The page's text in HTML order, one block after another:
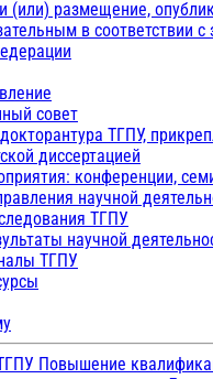
(или) размещение,
в соответствии с
совет
ТГПУ,
диссертацией
конференции,
научной
ТГПУ
научной
ТГПУ
Повышение